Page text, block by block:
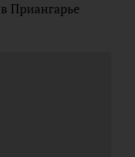
Приангарье